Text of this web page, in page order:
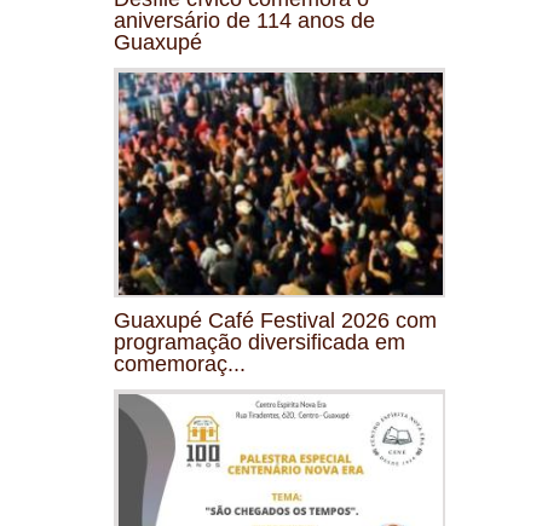
aniversário de 114 anos de
Guaxupé
Guaxupé Café Festival 2026 com
programação diversificada em
comemoraç...